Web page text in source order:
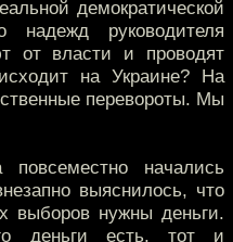
демократической
надежд руководителя
от власти и проводят
на Украине? На
перевороты. Мы
начались
выяснилось, что
выборов нужны деньги.
деньги есть, тот и